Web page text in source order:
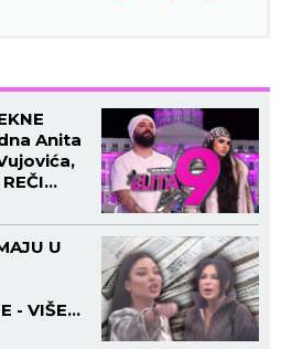
Anita
U
- VIŠE